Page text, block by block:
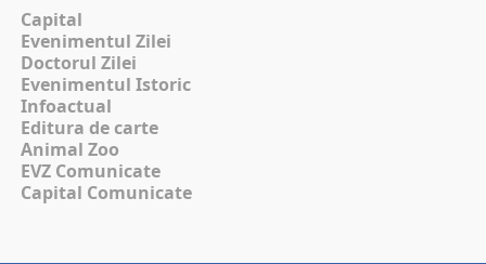
Capital
Evenimentul Zilei
Doctorul Zilei
Evenimentul Istoric
Infoactual
Editura de carte
Animal Zoo
EVZ Comunicate
Capital Comunicate